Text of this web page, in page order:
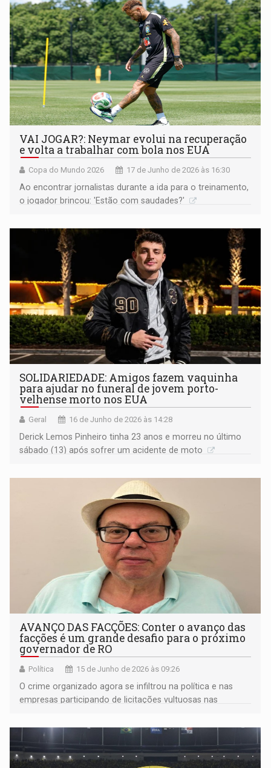
VAI JOGAR?: Neymar evolui na recuperação
e volta a trabalhar com bola nos EUA
Copa do Mundo 2026 17 de Junho de 2026 às 16:30
Ao encontrar jornalistas durante a ida para o treinamento,
o jogador brincou: 'Estão com saudades?'
SOLIDARIEDADE: Amigos fazem vaquinha
para ajudar no funeral de jovem porto-
velhense morto nos EUA
Geral 16 de Junho de 2026 às 14:28
Derick Lemos Pinheiro tinha 23 anos e morreu no último
sábado (13) após sofrer um acidente de moto
AVANÇO DAS FACÇÕES: Conter o avanço das
facções é um grande desafio para o próximo
governador de RO
Política 15 de Junho de 2026 às 09:26
O crime organizado agora se infiltrou na política e nas
empresas participando de licitações vultuosas nas